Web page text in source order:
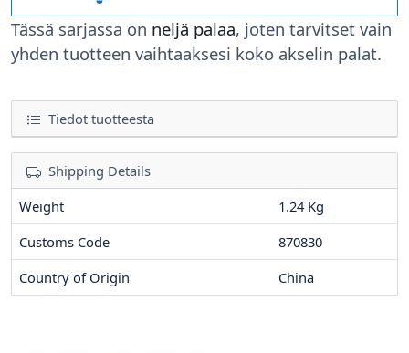
Tässä sarjassa on neljä palaa, joten tarvitset vain
yhden tuotteen vaihtaaksesi koko akselin palat.
Tiedot tuotteesta
Shipping Details
Weight
1.24 Kg
Customs Code
870830
Country of Origin
China